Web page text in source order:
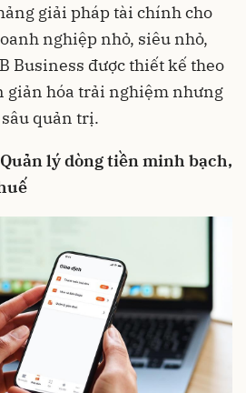
giải pháp tài chính cho
nghiệp nhỏ, siêu nhỏ,
Business được thiết kế theo
giản hóa trải nghiệm nhưng
quản trị.
lý dòng tiền minh bạch,